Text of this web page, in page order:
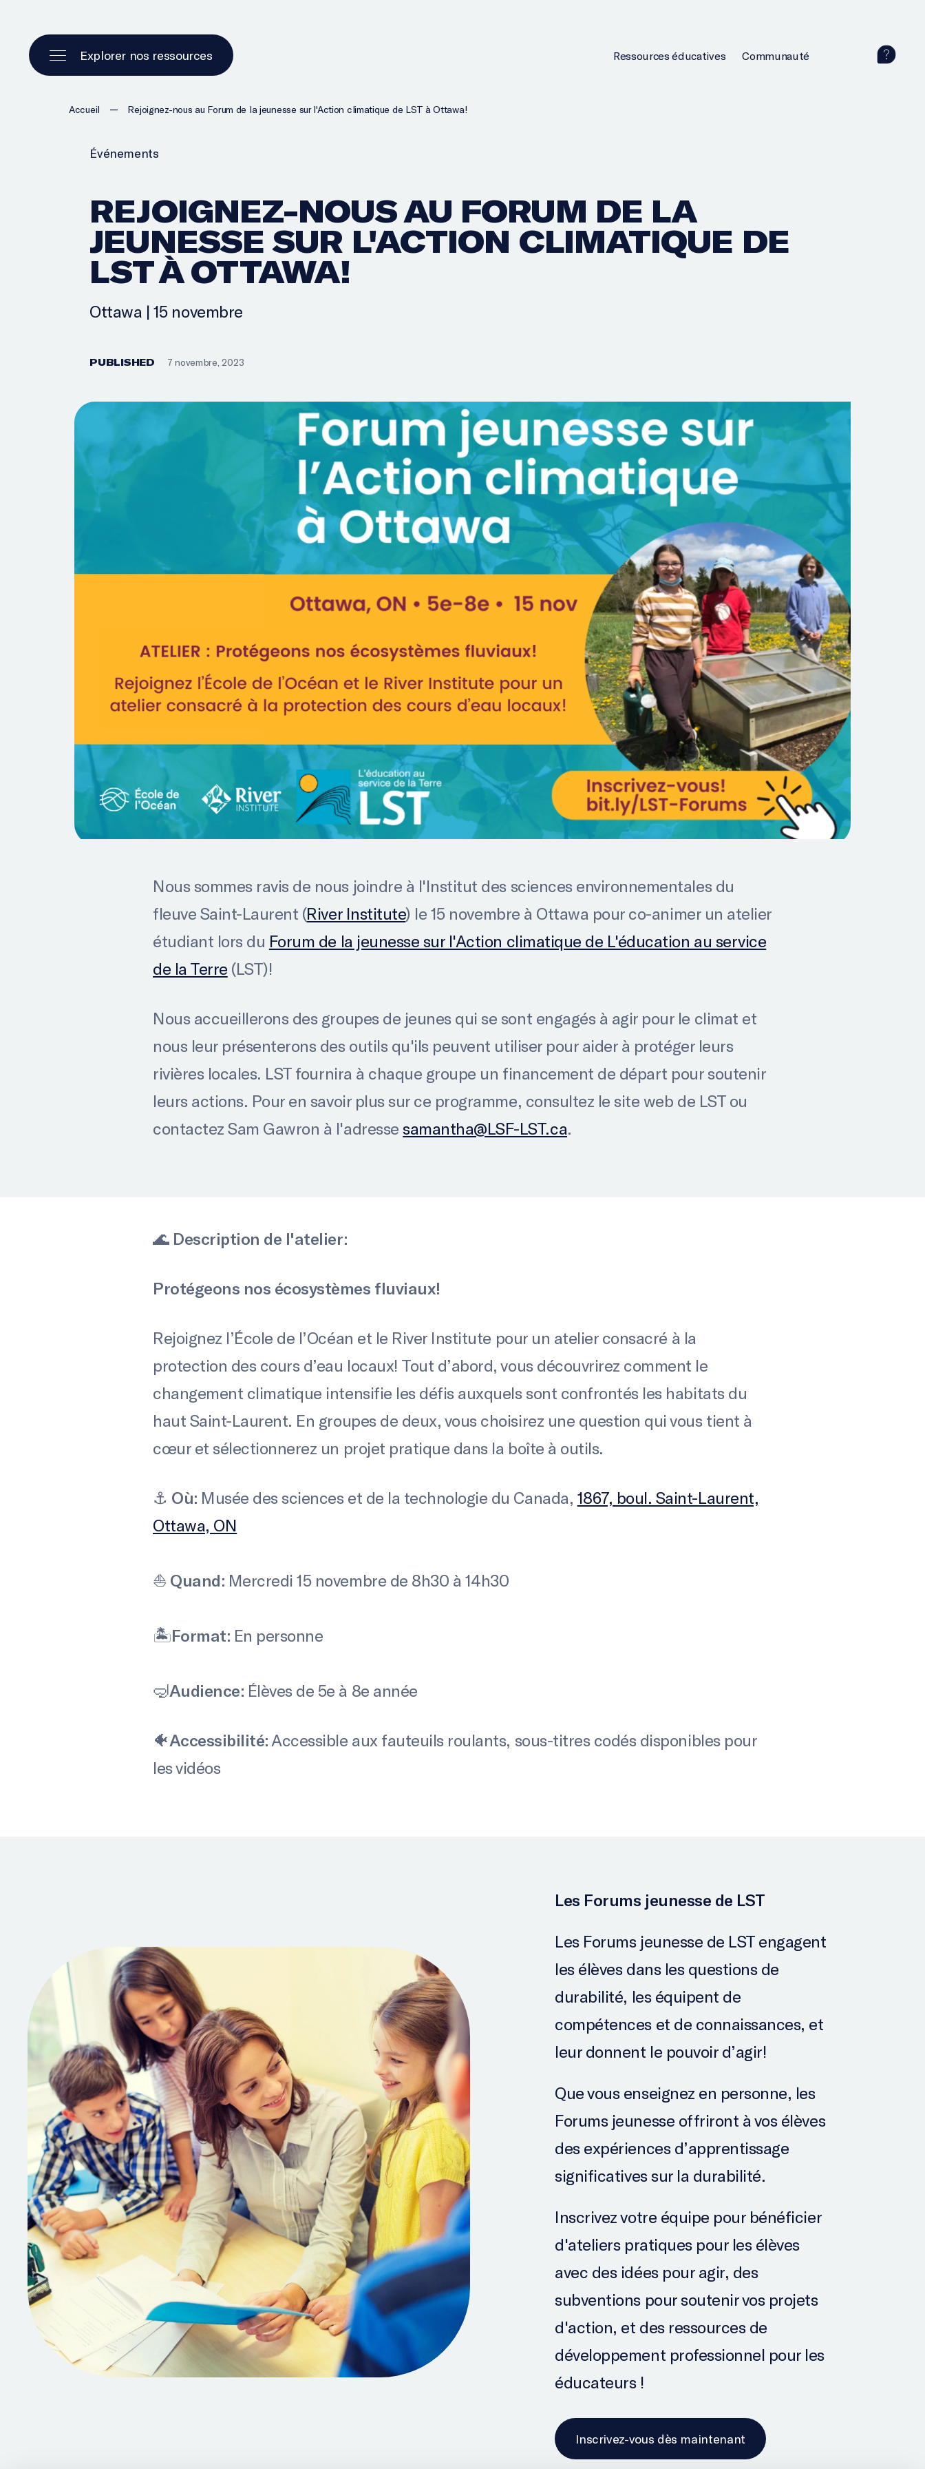
Explorer nos ressources Ressources éducatives Communauté
Accueil — Rejoignez-nous au Forum de la jeunesse sur l'Action climatique de LST à Ottawa!
Événements
REJOIGNEZ-NOUS AU FORUM DE LA
JEUNESSE SUR L'ACTION CLIMATIQUE DE
LST À OTTAWA!
Ottawa | 15 novembre
PUBLISHED 7 novembre, 2023
Nous sommes ravis de nous joindre à l'Institut des sciences environnementales du
fleuve Saint-Laurent (River Institute) le 15 novembre à Ottawa pour co-animer un atelier
étudiant lors du Forum de la jeunesse sur l'Action climatique de L'éducation au service
de la Terre (LST)!
Nous accueillerons des groupes de jeunes qui se sont engagés à agir pour le climat et
nous leur présenterons des outils qu'ils peuvent utiliser pour aider à protéger leurs
rivières locales. LST fournira à chaque groupe un financement de départ pour soutenir
leurs actions. Pour en savoir plus sur ce programme, consultez le site web de LST ou
contactez Sam Gawron à l'adressesamantha@LSF-LST.ca.
🌊 Description de l'atelier:
Protégeons nos écosystèmes fluviaux!
Rejoignez l’École de l’Océan et le River Institute pour un atelier consacré à la
protection des cours d’eau locaux! Tout d’abord, vous découvrirez comment le
changement climatique intensifie les défis auxquels sont confrontés les habitats du
haut Saint-Laurent. En groupes de deux, vous choisirez une question qui vous tient à
cœur et sélectionnerez un projet pratique dans la boîte à outils.
⚓️ Où: Musée des sciences et de la technologie du Canada, 1867, boul. Saint-Laurent,
Ottawa, ON
⛵️ Quand: Mercredi 15 novembre de 8h30 à 14h30
🏝Format: En personne
🤿Audience: Élèves de 5e à 8e année
🐠Accessibilité: Accessible aux fauteuils roulants, sous-titres codés disponibles pour
les vidéos
Les Forums jeunesse de LST
Les Forums jeunesse de LST engagent
les élèves dans les questions de
durabilité, les équipent de
compétences et de connaissances, et
leur donnent le pouvoir d’agir!
Que vous enseignez en personne, les
Forums jeunesse offriront à vos élèves
des expériences d’apprentissage
significatives sur la durabilité.
Inscrivez votre équipe pour bénéficier
d'ateliers pratiques pour les élèves
avec des idées pour agir, des
subventions pour soutenir vos projets
d'action, et des ressources de
développement professionnel pour les
éducateurs !
Inscrivez-vous dès maintenant